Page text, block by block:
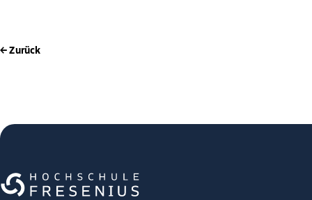
← Zurück